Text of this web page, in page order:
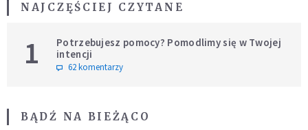
NAJCZĘŚCIEJ CZYTANE
1
Potrzebujesz pomocy? Pomodlimy się w Twojej
intencji
62 komentarzy
BĄDŹ NA BIEŻĄCO